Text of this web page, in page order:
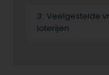
Veelgestelde
loterijen